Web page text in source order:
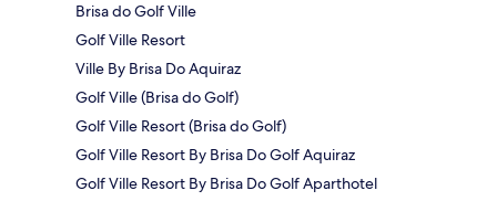
Brisa do Golf Ville
Golf Ville Resort
Ville By Brisa Do Aquiraz
Golf Ville (Brisa do Golf)
Golf Ville Resort (Brisa do Golf)
Golf Ville Resort By Brisa Do Golf Aquiraz
Golf Ville Resort By Brisa Do Golf Aparthotel